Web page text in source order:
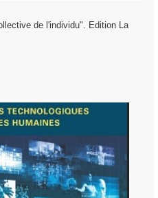
de l'individu". Edition La